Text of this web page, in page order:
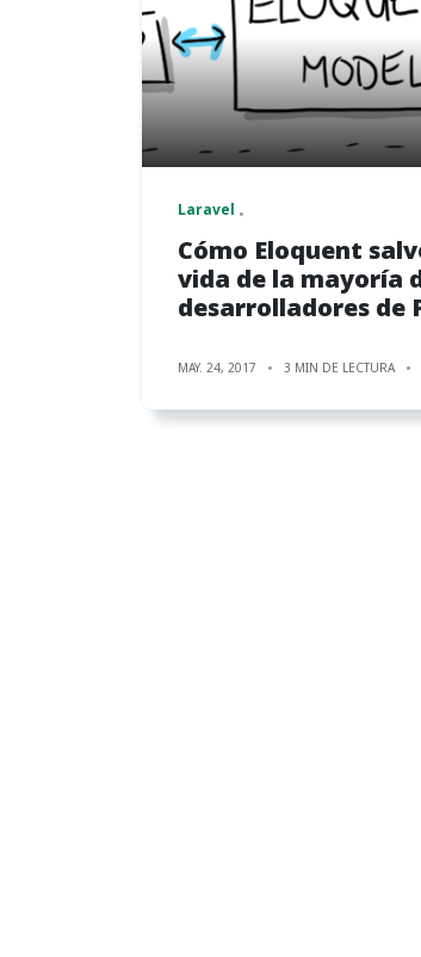
Laravel
Cómo Eloquent
vida de la mayoría
desarrolladores de
MAY. 24, 2017 3 MIN DE LECTURA